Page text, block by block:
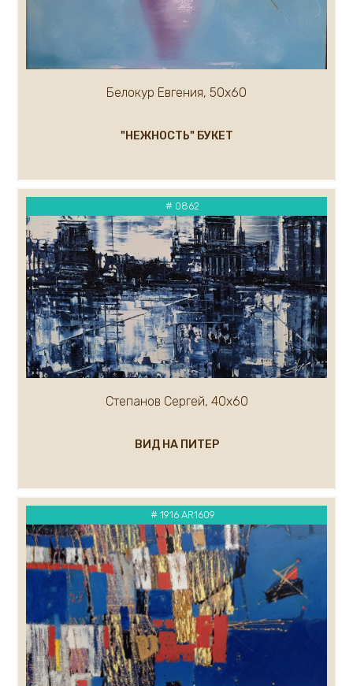
Крылов Александр
Кузнецов Андрей
Кукуева Светлана
Курашова Елена
Крюков Александр
Литвишков Алексей
Кукса Василий
Липак Владимир
Липатова Алла
Макаров Сергей
Мальков Кирилл
Малькова Ольга
Маргарян Артур
Мельников Андрей
Митин Дмитрий
Миф Роберт
Михалев Николай
Миханков Сергей
Показать ещё...(100)
Белокур Евгения, 50х60
"НЕЖНОСТЬ" БУКЕТ
# 0862
Степанов Сергей, 40х60
ВИД НА ПИТЕР
# 1916 AR1609